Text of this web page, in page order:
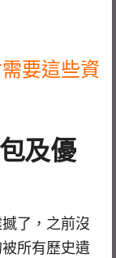
要這些資
及優
了，之前沒
所有歷史遺